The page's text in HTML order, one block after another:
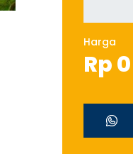
Harga
Rp0